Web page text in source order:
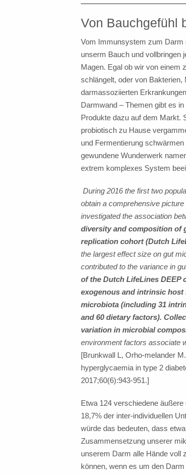
Von Bauchgefühl
Vom Immunsystem zum Darm
unserm Bauch und vollbringen
Magen. Egal ob wir von einem
schlängelt, oder von
darmassoziierten
Darmwand – Themen gibt es
Produkte dazu auf dem Markt.
probiotisch zu Hause
und Fermentierung
gewundene Wunderwerk
extrem komplexes System
During 2016 the first two
obtain a comprehensive
investigated the association
diversity and composition of
replication cohort (Dutch
the largest effect size on gut
contributed to the variance in
of the Dutch LifeLines DEEP
exogenous and intrinsic
microbiota (including 31
and 60 dietary factors).
variation in microbial
environment factors associate
[Brunkwall L, Orho-melander
hyperglycaemia in type 2
2017;60(6):943-951.]
Etwa 124 verschiedene
18,7% der inter-individuellen
würde das bedeuten, dass
Zusammensetzung unserer
unserem Darm alle Hände voll
können, wenn es um den